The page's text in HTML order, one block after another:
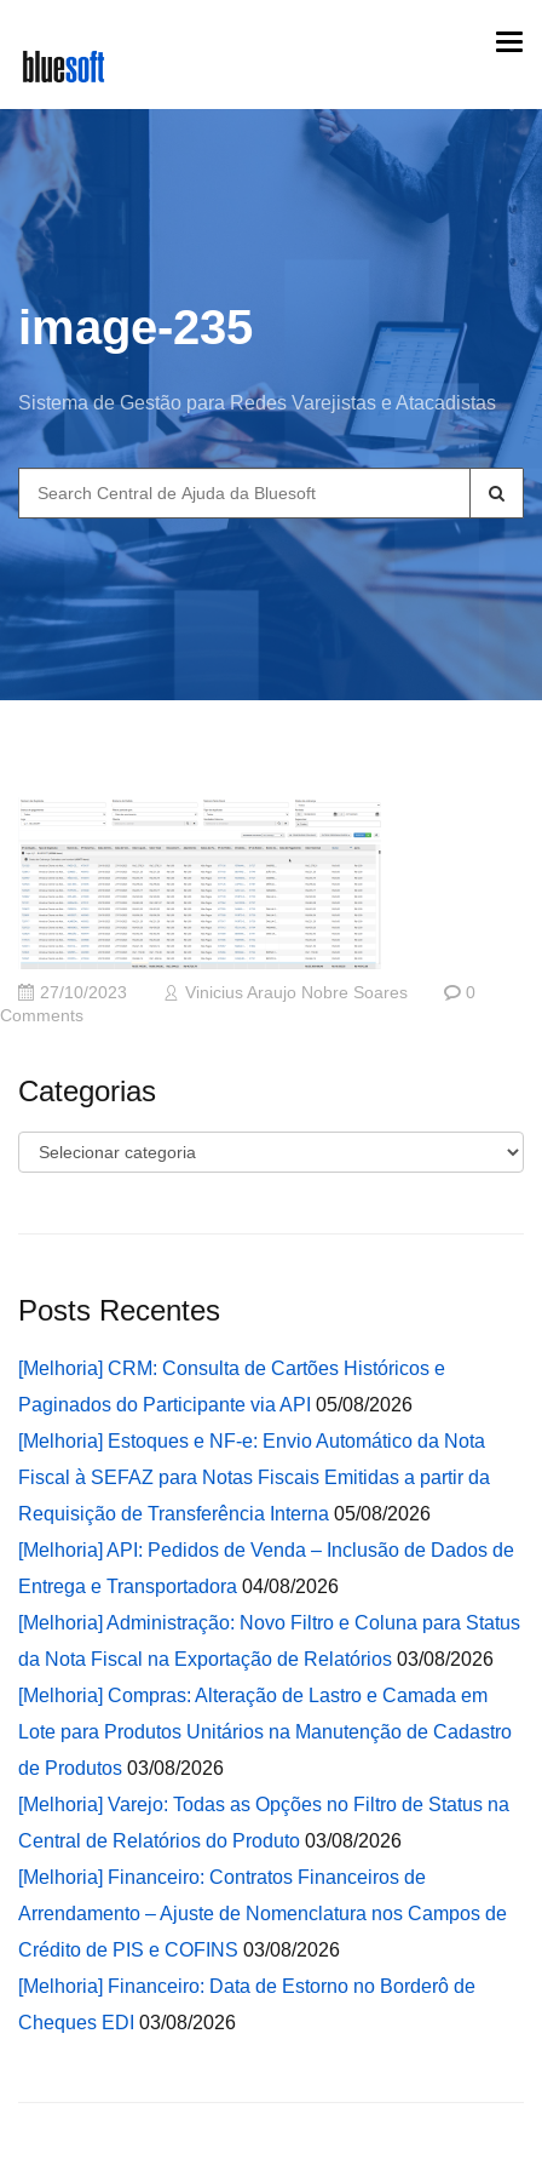
main
content
image-235
Sistema de Gestão para Redes Varejistas e Atacadistas
Search
for:
27/10/2023 Vinicius Araujo Nobre Soares
0
Comments
Categorias
Categorias
Posts Recentes
[Melhoria] CRM: Consulta de Cartões Históricos e
Paginados do Participante via API 05/08/2026
[Melhoria] Estoques e NF-e: Envio Automático da Nota
Fiscal à SEFAZ para Notas Fiscais Emitidas a partir da
Requisição de Transferência Interna 05/08/2026
[Melhoria] API: Pedidos de Venda – Inclusão de Dados de
Entrega e Transportadora 04/08/2026
[Melhoria] Administração: Novo Filtro e Coluna para Status
da Nota Fiscal na Exportação de Relatórios 03/08/2026
[Melhoria] Compras: Alteração de Lastro e Camada em
Lote para Produtos Unitários na Manutenção de Cadastro
de Produtos 03/08/2026
[Melhoria] Varejo: Todas as Opções no Filtro de Status na
Central de Relatórios do Produto 03/08/2026
[Melhoria] Financeiro: Contratos Financeiros de
Arrendamento – Ajuste de Nomenclatura nos Campos de
Crédito de PIS e COFINS 03/08/2026
[Melhoria] Financeiro: Data de Estorno no Borderô de
Cheques EDI 03/08/2026